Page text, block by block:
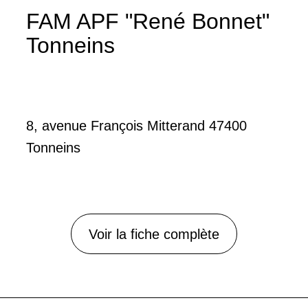
FAM APF "René Bonnet"
Tonneins
8, avenue François Mitterand 47400
Tonneins
Voir la fiche complète